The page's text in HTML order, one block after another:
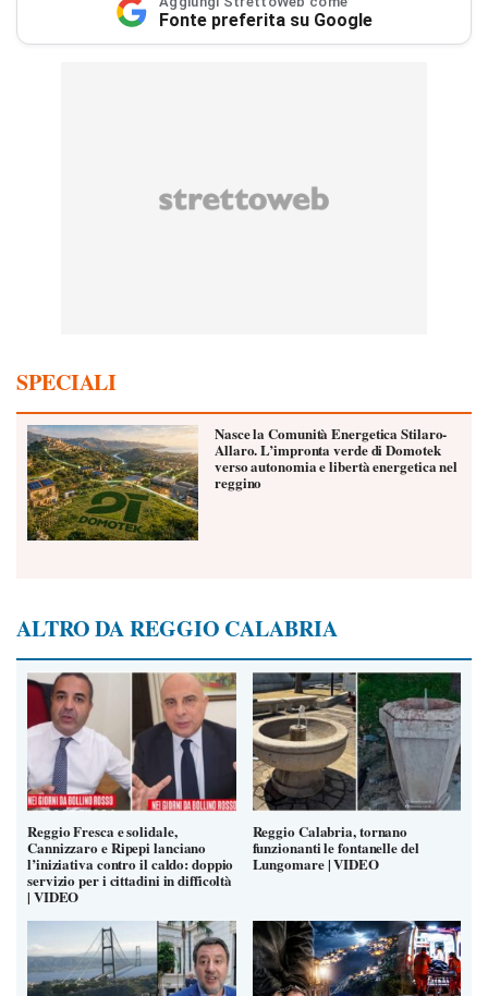
Fonte preferita su Google
SPECIALI
Nasce la Comunità Energetica Stilaro-
Allaro. L’impronta verde di Domotek
verso autonomia e libertà energetica nel
reggino
ALTRO DA REGGIO CALABRIA
Reggio Fresca e solidale,
Cannizzaro e Ripepi lanciano
l’iniziativa contro il caldo: doppio
servizio per i cittadini in difficoltà
| VIDEO
Reggio Calabria, tornano
funzionanti le fontanelle del
Lungomare | VIDEO